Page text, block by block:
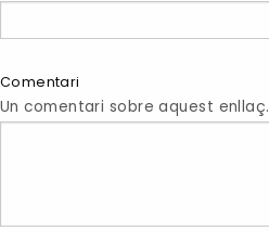
Comentari
Un comentari sobre aquest enllaç.